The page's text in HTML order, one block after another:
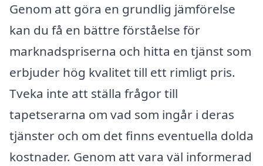
Genom att göra en grundlig jämförelse
kan du få en bättre förståelse för
marknadspriserna och hitta en tjänst som
erbjuder hög kvalitet till ett rimligt pris.
Tveka inte att ställa frågor till
tapetserarna om vad som ingår i deras
tjänster och om det finns eventuella dolda
kostnader. Genom att vara väl informerad